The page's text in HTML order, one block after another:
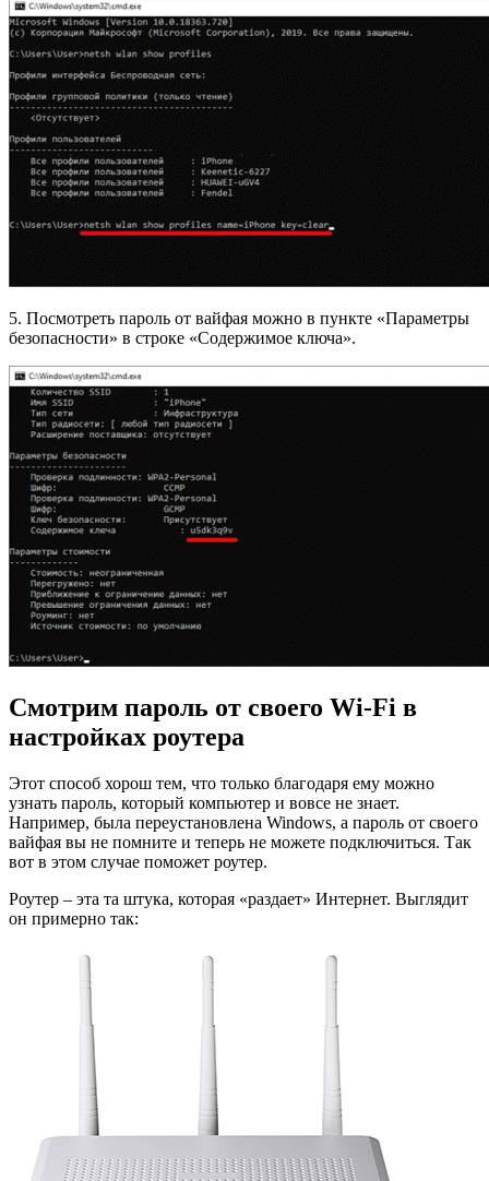
5. Посмотреть пароль от вайфая можно в пункте «Параметры
безопасности» в строке «Содержимое ключа».
Смотрим пароль от своего Wi-Fi в
настройках роутера
Этот способ хорош тем, что только благодаря ему можно
узнать пароль, который компьютер и вовсе не знает.
Например, была переустановлена Windows, а пароль от своего
вайфая вы не помните и теперь не можете подключиться. Так
вот в этом случае поможет роутер.
Роутер – эта та штука, которая «раздает» Интернет. Выглядит
он примерно так: